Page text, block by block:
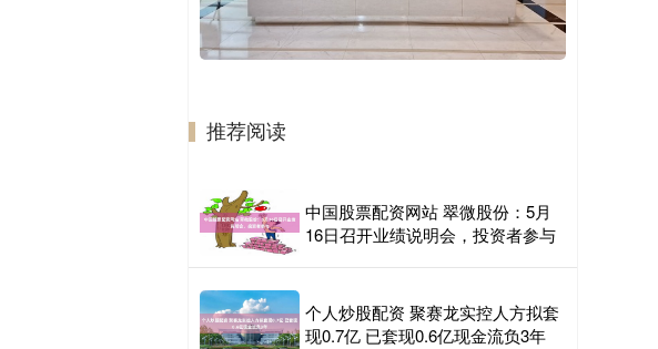
推荐阅读
中国股票配资网站 翠微股份：5月
16日召开业绩说明会，投资者参与
个人炒股配资 聚赛龙实控人方拟套
现0.7亿 已套现0.6亿现金流负3年